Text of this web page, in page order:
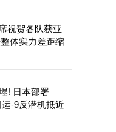
祝贺各队获亚
体实力差距缩
! 日本部署
-9反潜机抵近